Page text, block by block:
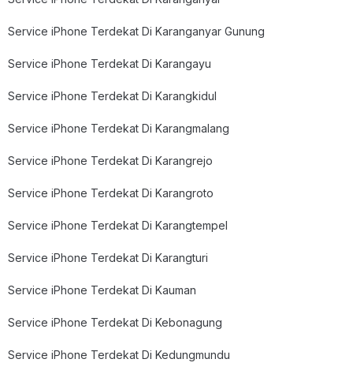
Service iPhone Terdekat Di Karanganyar Gunung
Service iPhone Terdekat Di Karangayu
Service iPhone Terdekat Di Karangkidul
Service iPhone Terdekat Di Karangmalang
Service iPhone Terdekat Di Karangrejo
Service iPhone Terdekat Di Karangroto
Service iPhone Terdekat Di Karangtempel
Service iPhone Terdekat Di Karangturi
Service iPhone Terdekat Di Kauman
Service iPhone Terdekat Di Kebonagung
Service iPhone Terdekat Di Kedungmundu